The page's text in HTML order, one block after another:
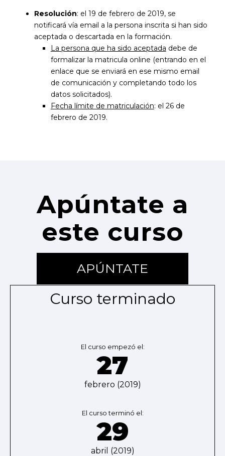
Resolución: el 19 de febrero de 2019, se
notificará vía email a la persona inscrita si han sido
aceptada o descartada en la formación.
La persona que ha sido aceptada debe de
formalizar la matricula online (entrando en el
enlace que se enviará en ese mismo email
de comunicación y completando todo los
datos solicitados).
Fecha límite de matriculación: el 26 de
febrero de 2019.
Apúntate a
este curso
APÚNTATE
Curso terminado
El curso empezó el:
27
febrero (2019)
El curso terminó el:
29
abril (2019)